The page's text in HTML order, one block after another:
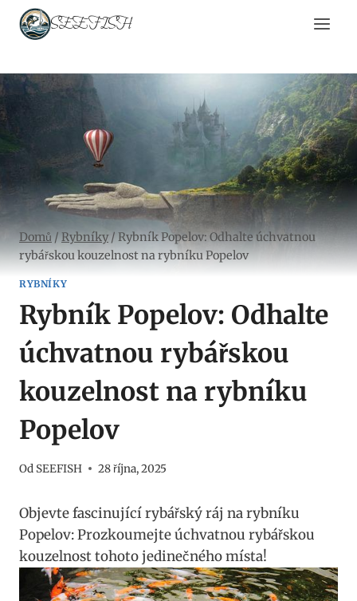
Přeskočit
SEEFISH
Domů /Rybníky / Rybník Popelov: Odhalte úchvatnou
rybářskou kouzelnost na rybníku Popelov
RYBNÍKY
Rybník Popelov: Odhalte
úchvatnou rybářskou
kouzelnost na rybníku
Popelov
Od SEEFISH 28 října, 2025
Objevte fascinující rybářský ráj na rybníku
Popelov: Prozkoumejte úchvatnou rybářskou
kouzelnost tohoto jedinečného místa!